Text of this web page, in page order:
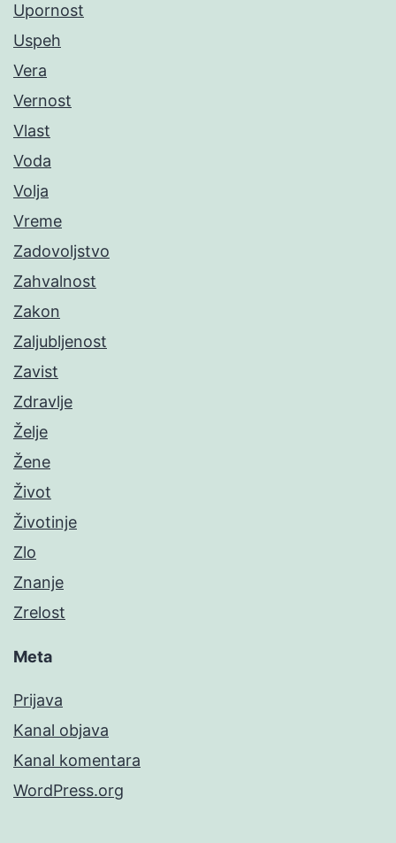
Upornost
Uspeh
Vera
Vernost
Vlast
Voda
Volja
Vreme
Zadovoljstvo
Zahvalnost
Zakon
Zaljubljenost
Zavist
Zdravlje
Želje
Žene
Život
Životinje
Zlo
Znanje
Zrelost
Meta
Prijava
Kanal objava
Kanal komentara
WordPress.org